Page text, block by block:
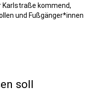
Karlstraße kommend,
und Fußgänger*innen
soll